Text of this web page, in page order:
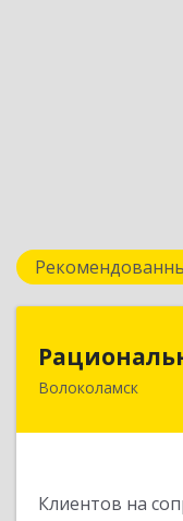
Волоколамск
Клиентов на
143600,